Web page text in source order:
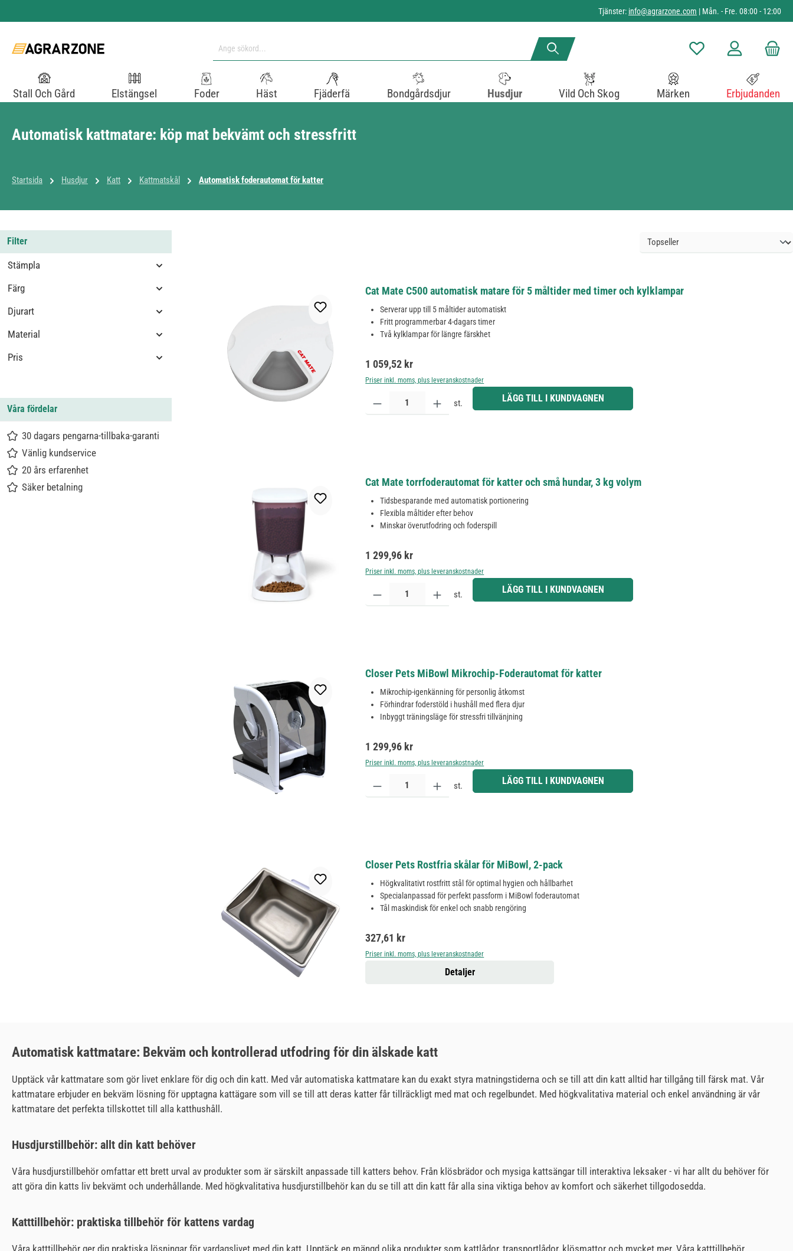
Tjänster: info@agrarzone.com | Mån. - Fre. 08:00 - 12:00
Du har 0 objekt i
Stall Och Gård Elstängsel Foder Häst Fjäderfä Bondgårdsdjur Husdjur Vild Och Skog Märken Erbjudanden
Automatisk kattmatare: köp mat bekvämt och stressfritt
Startsida Husdjur Katt Kattmatskål Automatisk foderautomat för katter
Filter
Stämpla
Färg
Djurart
Material
Pris
Våra fördelar
30 dagars pengarna-tillbaka-garanti
Vänlig kundservice
20 års erfarenhet
Säker betalning
Cat Mate C500 automatisk matare för 5 måltider med timer och kylklampar
Serverar upp till 5 måltider automatiskt
Fritt programmerbar 4-dagars timer
Två kylklampar för längre färskhet
Ordinarie pris:
1 059,52 kr
Priser inkl. moms, plus leveranskostnader
Produktkvantitet: Ange önskat belopp eller använd knapparna för att öka eller minska kvantiteten.
st. LÄGG TILL I KUNDVAGNEN
Cat Mate torrfoderautomat för katter och små hundar, 3 kg volym
Tidsbesparande med automatisk portionering
Flexibla måltider efter behov
Minskar överutfodring och foderspill
Ordinarie pris:
1 299,96 kr
Priser inkl. moms, plus leveranskostnader
Produktkvantitet: Ange önskat belopp eller använd knapparna för att öka eller minska kvantiteten.
st. LÄGG TILL I KUNDVAGNEN
Closer Pets MiBowl Mikrochip-Foderautomat för katter
Mikrochip-igenkänning för personlig åtkomst
Förhindrar foderstöld i hushåll med flera djur
Inbyggt träningsläge för stressfri tillvänjning
Ordinarie pris:
1 299,96 kr
Priser inkl. moms, plus leveranskostnader
Produktkvantitet: Ange önskat belopp eller använd knapparna för att öka eller minska kvantiteten.
st. LÄGG TILL I KUNDVAGNEN
Closer Pets Rostfria skålar för MiBowl, 2-pack
Högkvalitativt rostfritt stål för optimal hygien och hållbarhet
Specialanpassad för perfekt passform i MiBowl foderautomat
Tål maskindisk för enkel och snabb rengöring
Ordinarie pris:
327,61 kr
Priser inkl. moms, plus leveranskostnader
Detaljer
Automatisk kattmatare: Bekväm och kontrollerad utfodring för din älskade katt
Upptäck vår kattmatare som gör livet enklare för dig och din katt. Med vår automatiska kattmatare kan du exakt styra matningstiderna och se till att din katt alltid har tillgång till färsk mat. Vår
kattmatare erbjuder en bekväm lösning för upptagna kattägare som vill se till att deras katter får tillräckligt med mat och regelbundet. Med högkvalitativa material och enkel användning är vår
kattmatare det perfekta tillskottet till alla katthushåll.
Husdjurstillbehör: allt din katt behöver
Våra husdjurstillbehör omfattar ett brett urval av produkter som är särskilt anpassade till katters behov. Från klösbrädor och mysiga kattsängar till interaktiva leksaker - vi har allt du behöver för
att göra din katts liv bekvämt och underhållande. Med högkvalitativa husdjurstillbehör kan du se till att din katt får alla sina viktiga behov av komfort och säkerhet tillgodosedda.
Katttillbehör: praktiska tillbehör för kattens vardag
Våra katttillbehör ger dig praktiska lösningar för vardagslivet med din katt. Upptäck en mängd olika produkter som kattlådor, transportlådor, klösmattor och mycket mer. Våra katttillbehör